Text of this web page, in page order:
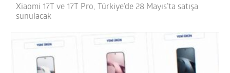
Xiaomi 17T ve 17T Pro, Türkiye’de 28 Mayıs’ta satışa
sunulacak